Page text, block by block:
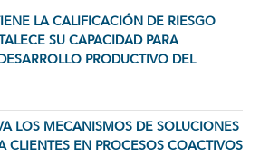
LA CALIFICACIÓN DE RIESGO
SU CAPACIDAD PARA
PRODUCTIVO DEL
LOS MECANISMOS DE SOLUCIONES
CLIENTES EN PROCESOS COACTIVOS